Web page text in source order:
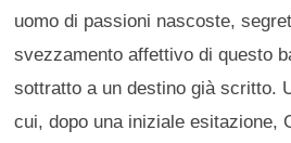
uomo di passioni nascoste,
svezzamento affettivo di questo
sottratto a un destino già scritto.
cui, dopo una iniziale esitazione,